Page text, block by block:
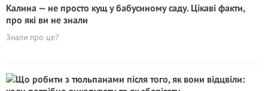
Калина — не просто кущ у бабусиному саду. Цікаві факти,
про які ви не знали
Знали про це?